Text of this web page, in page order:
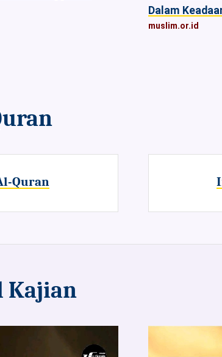
Dalam
muslim.or.id
Quran
Kajian